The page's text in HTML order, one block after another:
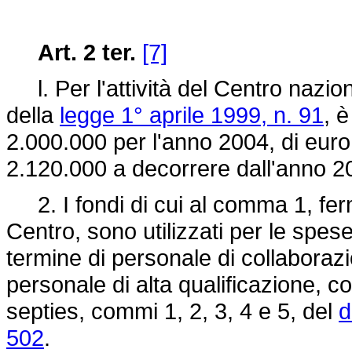
Art. 2 ter. [7]
l. Per l'attività del Centro
della legge 1° aprile 1999, n. 91,
2.000.000 per l'anno 2004, di
2.120.000 a decorrere dall'anno
2. I fondi di cui al comma 1,
Centro, sono utilizzati per le
termine di personale di
personale di alta qualificazione,
septies, commi 1, 2, 3, 4 e 5, del
502.